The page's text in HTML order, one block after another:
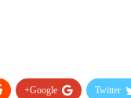
Twitter
Google+